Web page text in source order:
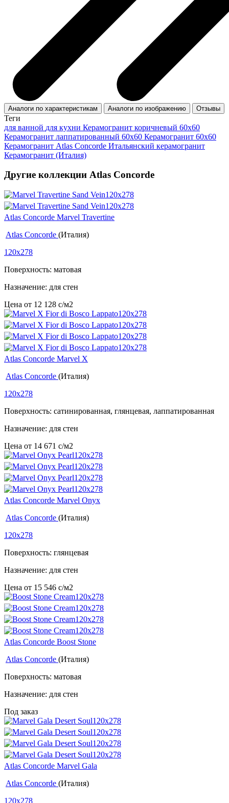
Аналоги по характеристикам Аналоги по изображению Отзывы
Теги
для ванной для кухни Керамогранит коричневый 60x60
Керамогранит лаппатированный 60x60 Керамогранит 60x60
Керамогранит Atlas Concorde Итальянский керамогранит
Керамогранит (Италия)
Другие коллекции Atlas Concorde
Atlas Concorde Marvel Travertine
Atlas Concorde (Италия)
120x278
Поверхность: матовая
Назначение: для стен
Цена от 12 128 c/м2
Atlas Concorde Marvel X
Atlas Concorde (Италия)
120x278
Поверхность: сатинированная, глянцевая, лаппатированная
Назначение: для стен
Цена от 14 671 c/м2
Atlas Concorde Marvel Onyx
Atlas Concorde (Италия)
120x278
Поверхность: глянцевая
Назначение: для стен
Цена от 15 546 c/м2
Atlas Concorde Boost Stone
Atlas Concorde (Италия)
Поверхность: матовая
Назначение: для стен
Под заказ
Atlas Concorde Marvel Gala
Atlas Concorde (Италия)
120x278